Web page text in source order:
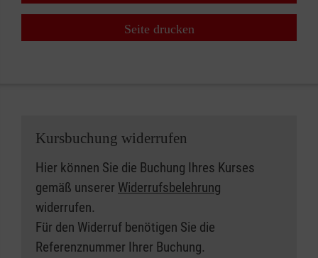
Seite drucken
Kursbuchung widerrufen
Hier können Sie die Buchung Ihres Kurses
gemäß unserer Widerrufsbelehrung
widerrufen.
Für den Widerruf benötigen Sie die
Referenznummer Ihrer Buchung.